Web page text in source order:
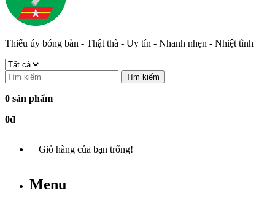
Thiếu úy bóng bàn - Thật thà - Uy tín - Nhanh nhẹn - Nhiệt tình
Tìm kiếm
0 sản phẩm
0đ
Giỏ hàng của bạn trống!
Menu